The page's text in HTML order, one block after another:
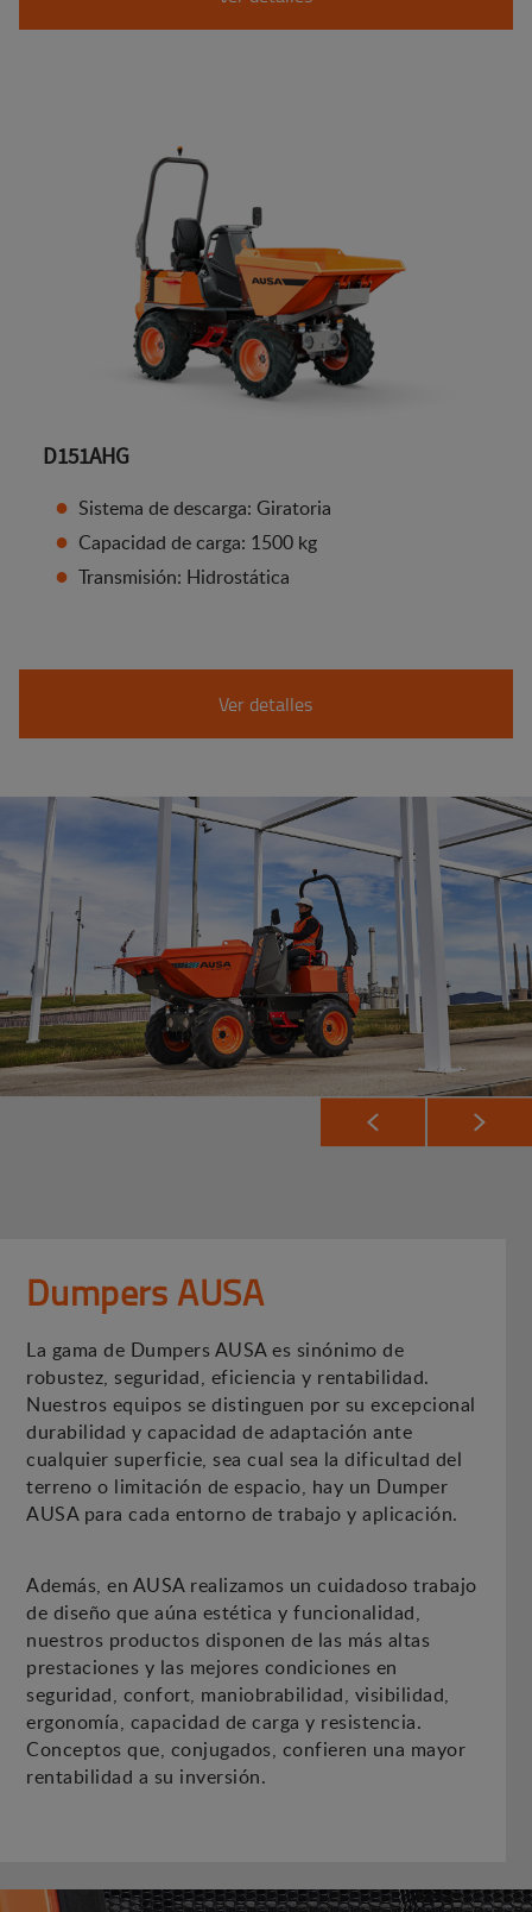
D151AHG
Sistema de descarga: Giratoria
Capacidad de carga: 1500 kg
Transmisión: Hidrostática
Ver detalles
Dumpers AUSA
La gama de Dumpers AUSA es sinónimo de
robustez, seguridad, eficiencia y rentabilidad.
Nuestros equipos se distinguen por su excepcional
durabilidad y capacidad de adaptación ante
cualquier superficie, sea cual sea la dificultad del
terreno o limitación de espacio, hay un Dumper
AUSA para cada entorno de trabajo y aplicación.
Además, en AUSA realizamos un cuidadoso trabajo
de diseño que aúna estética y funcionalidad,
nuestros productos disponen de las más altas
prestaciones y las mejores condiciones en
seguridad, confort, maniobrabilidad, visibilidad,
ergonomía, capacidad de carga y resistencia.
Conceptos que, conjugados, confieren una mayor
rentabilidad a su inversión.